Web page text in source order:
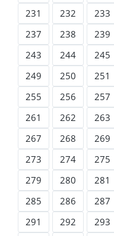
231
232 233
237
238 239
243
244 245
249
250 251
255
256 257
261
262 263
267
268 269
273
274 275
279
280 281
285
286 287
291
292 293